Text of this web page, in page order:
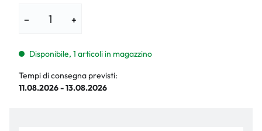
− +
Disponibile, 1 articoli in magazzino
Tempi di consegna previsti:
11.08.2026 - 13.08.2026